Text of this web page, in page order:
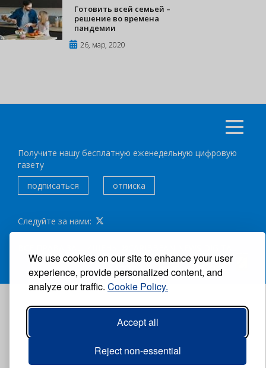
We use cookies on our site to enhance your user
experience, provide personalized content, and
analyze our traffic. Cookie Policy.
Accept all
Reject non-essential
Готовить всей семьей –
решение во времена
пандемии
26, мар, 2020
Получите нашу бесплатную еженедельную цифровую
газету
подписаться
отписка
Следуйте за нами:
АВТОР:GRUPO EXCELENCIAS.